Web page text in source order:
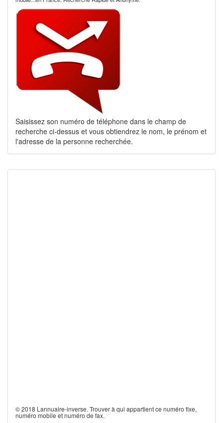
Saisissez son numéro de téléphone dans le champ de
recherche ci-dessus et vous obtiendrez le nom, le prénom et
l'adresse de la personne recherchée.
© 2018 Lannuaire-inverse. Trouver à qui appartient ce numéro fixe,
numéro mobile et numéro de fax.